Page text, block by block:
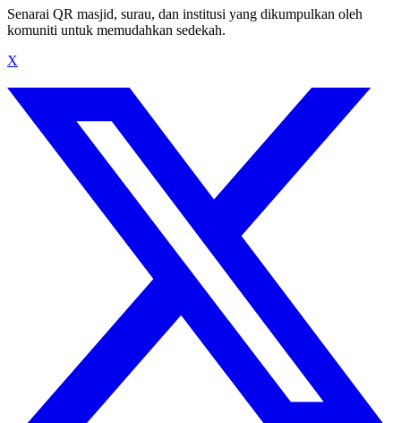
Senarai QR masjid, surau, dan institusi yang dikumpulkan oleh
komuniti untuk memudahkan sedekah.
X